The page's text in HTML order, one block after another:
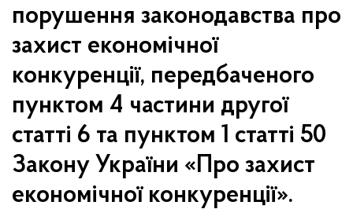
порушення законодавства про
захист економічної
конкуренції, передбаченого
пунктом 4 частини другої
статті 6 та пунктом 1 статті 50
Закону України «Про захист
економічної конкуренції».